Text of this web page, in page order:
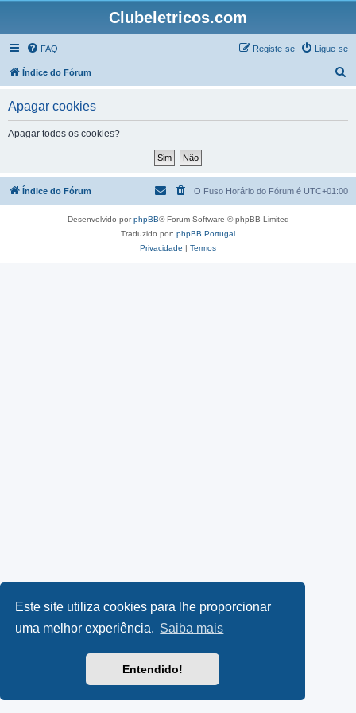
Este site utiliza cookies para lhe proporcionar
uma melhor experiência. Saiba mais
Entendido!
Clubeletricos.com
FAQ Ligue-se
Registe-se
Índice do Fórum
a
Apagar cookies
Apagar todos os cookies?
Índice do Fórum O Fuso Horário do Fórum é UTC+01:00
Desenvolvido porphpBB® Forum Software © phpBB Limited
Traduzido por: phpBB Portugal
Privacidade | Termos